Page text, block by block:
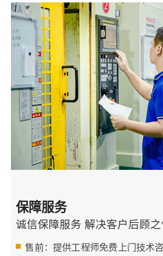
保障服务
诚信保障服务 解决客户后顾之
售前：提供工程师免费上门技术